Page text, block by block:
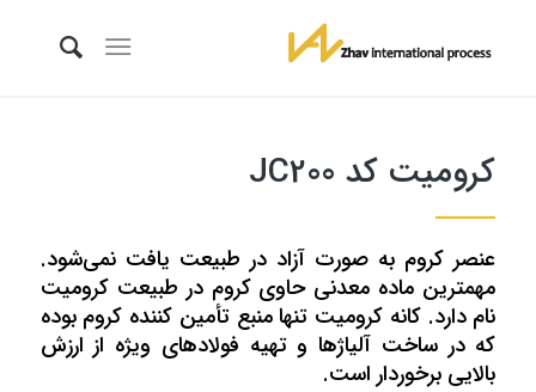
کرومیت کد JC200
عنصر کروم به‌ صورت آزاد در طبیعت یافت نمی‌شود.
مهمترین ماده معدنی حاوی کروم در طبیعت کرومیت
نام دارد. کانه کرومیت تنها منبع تأمین‌ کننده‌ کروم بوده
که در ساخت آلیاژها و تهیه فولادهای ویژه از ارزش
بالایی برخوردار است.